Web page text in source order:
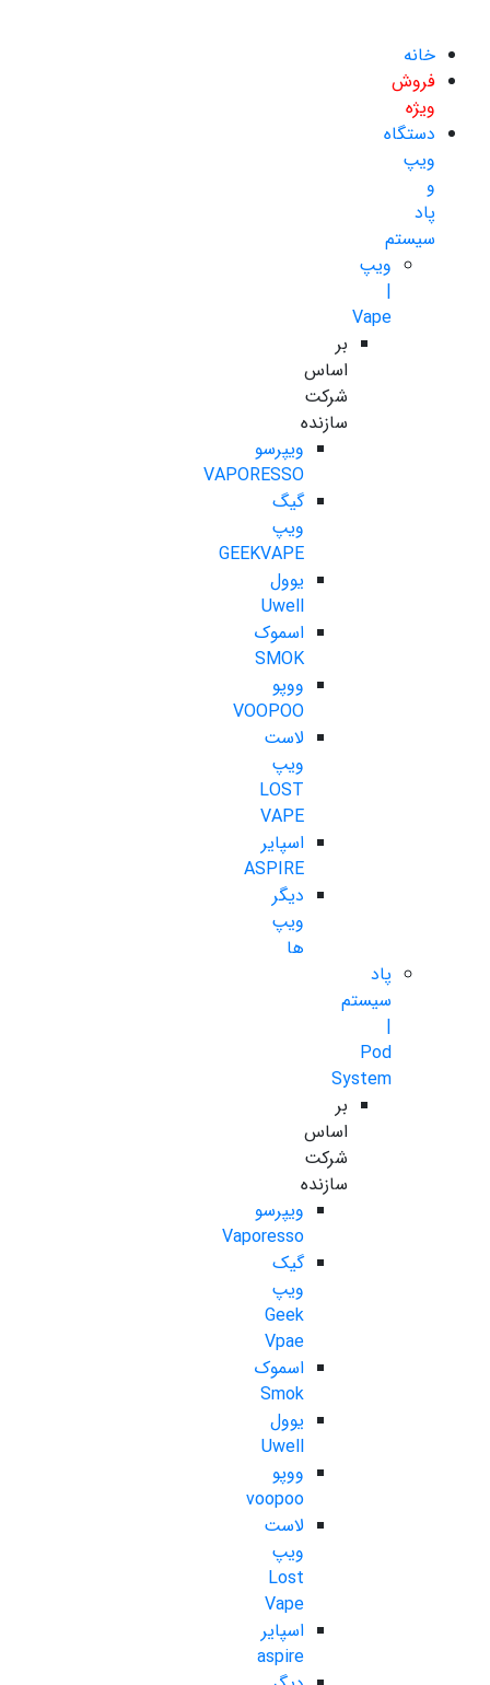
خانه
فروش
ویژه
دستگاه
ویپ
و
پاد
سیستم
ویپ
|
Vape
بر
اساس
شرکت
سازنده
ویپرسو
VAPORESSO
گیگ
ویپ
GEEKVAPE
یوول
Uwell
اسموک
SMOK
ووپو
VOOPOO
لاست
ویپ
LOST
VAPE
اسپایر
ASPIRE
دیگر
ویپ
ها
پاد
سیستم
|
Pod
System
بر
اساس
شرکت
سازنده
ویپرسو
Vaporesso
گیک
ویپ
Geek
Vpae
اسموک
Smok
یوول
Uwell
ووپو
voopoo
لاست
ویپ
Lost
Vape
اسپایر
aspire